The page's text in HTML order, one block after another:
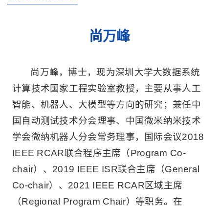
尚万峰
尚万峰，博士，现为深圳大学大数据系统
计算技术国家工程实验室教授，主要从事人工
智能、机器人、大模型等方向的研究；兼任中
国自动测试技术分会理事、中国微米纳米技术
学会微纳机器人分会常务理事，国际会议2018
IEEE RCAR联合程序主席（Program Co-
chair）、2019 IEEE ISR联合主席（General
Co-chair）、2021 IEEE RCAR区域主席
（Regional Program Chair）等职务。在